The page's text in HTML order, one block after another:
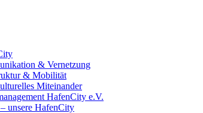
& Vernetzung
& Mobilität
Miteinander
HafenCity e.V.
unsere HafenCity